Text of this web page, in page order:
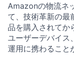
Amazonの物流ネ
て、技術革新の最
品を購入されてか
ユーザーデバイス
運用に携わること